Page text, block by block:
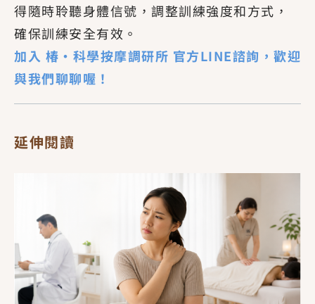
得隨時聆聽身體信號，調整訓練強度和方式，
確保訓練安全有效。
加入 椿・科學按摩調研所 官方LINE諮詢，歡迎
與我們聊聊喔！
延伸閱讀